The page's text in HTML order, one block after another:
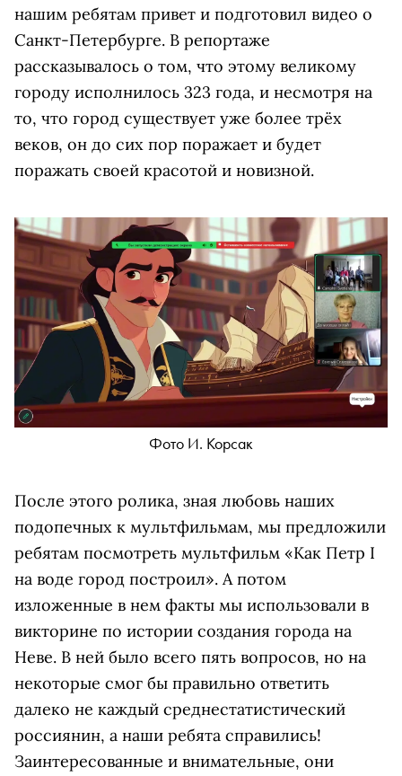
нашим ребятам привет и подготовил видео о
Санкт-Петербурге. В репортаже
рассказывалось о том, что этому великому
городу исполнилось 323 года, и несмотря на
то, что город существует уже более трёх
веков, он до сих пор поражает и будет
поражать своей красотой и новизной.
Фото И. Корсак
После этого ролика, зная любовь наших
подопечных к мультфильмам, мы предложили
ребятам посмотреть мультфильм «Как Петр I
на воде город построил». А потом
изложенные в нем факты мы использовали в
викторине по истории создания города на
Неве. В ней было всего пять вопросов, но на
некоторые смог бы правильно ответить
далеко не каждый среднестатистический
россиянин, а наши ребята справились!
Заинтересованные и внимательные, они